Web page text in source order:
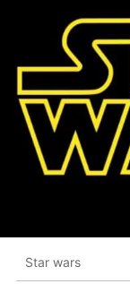
Star wars